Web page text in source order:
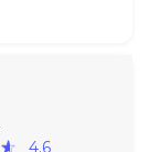
4.6